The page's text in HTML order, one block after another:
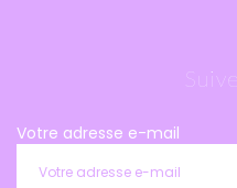
Votre adresse e-mail